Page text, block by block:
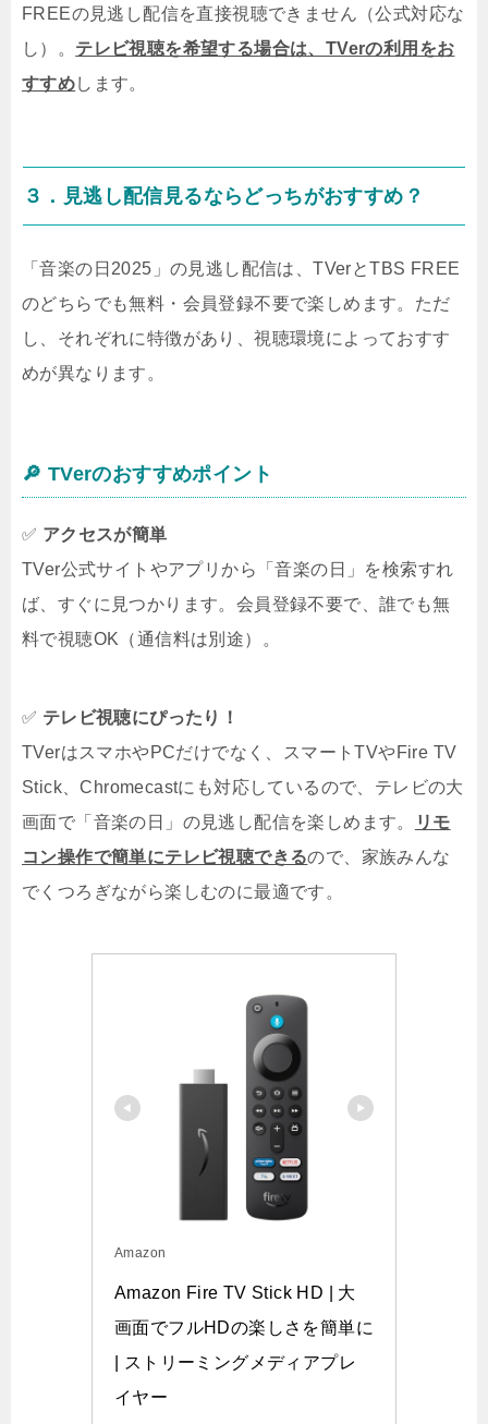
FREEの見逃し配信を直接視聴できません（公式対応な
し）。 テレビ視聴を希望する場合は、TVerの利用をお
すすめします。
３．見逃し配信見るならどっちがおすすめ？
「音楽の日2025」の見逃し配信は、TVerとTBS FREE
のどちらでも無料・会員登録不要で楽しめます。ただ
し、それぞれに特徴があり、視聴環境によっておすす
めが異なります。
🔎 TVerのおすすめポイント
✅ アクセスが簡単
TVer公式サイトやアプリから「音楽の日」を検索すれ
ば、すぐに見つかります。会員登録不要で、誰でも無
料で視聴OK（通信料は別途）。
✅ テレビ視聴にぴったり！
TVerはスマホやPCだけでなく、スマートTVやFire TV
Stick、Chromecastにも対応しているので、テレビの大
画面で「音楽の日」の見逃し配信を楽しめます。
リモ
コン操作で簡単にテレビ視聴できるので、家族みんな
でくつろぎながら楽しむのに最適です。
Amazon
Amazon Fire TV Stick HD | 大
画面でフルHDの楽しさを簡単に
| ストリーミングメディアプレ
イヤー